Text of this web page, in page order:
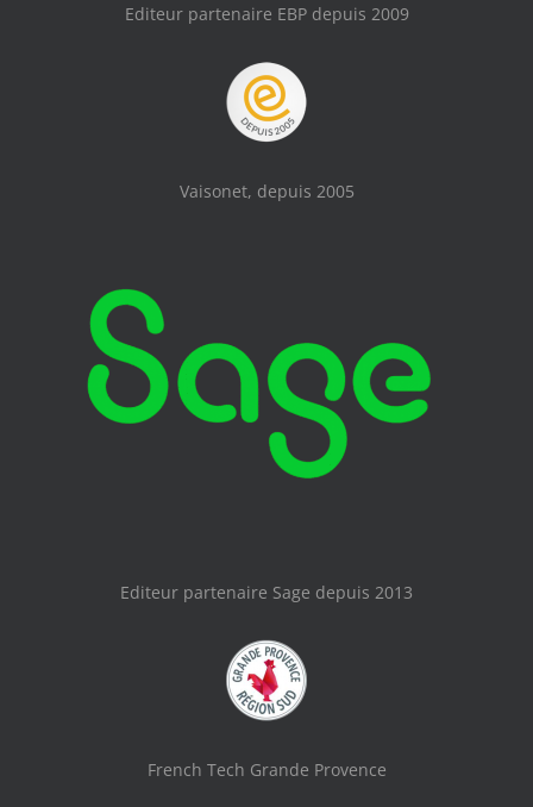
Editeur partenaire EBP depuis 2009
Vaisonet, depuis 2005
Editeur partenaire Sage depuis 2013
French Tech Grande Provence